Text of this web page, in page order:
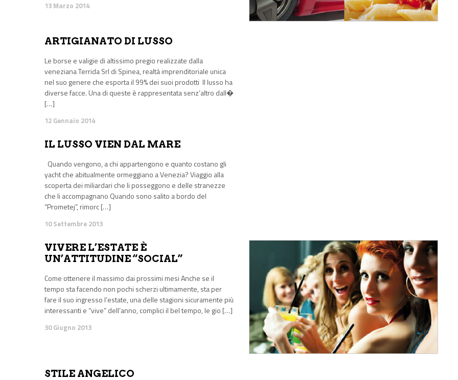
13 Marzo 2014
ARTIGIANATO DI LUSSO
Le borse e valigie di altissimo pregio realizzate dalla
veneziana Terrida Srl di Spinea, realtà imprenditoriale unica
nel suo genere che esporta il 99% dei suoi prodotti Il lusso ha
diverse facce. Una di queste è rappresentata senz’altro dall�
[…]
12 Gennaio 2014
IL LUSSO VIEN DAL MARE
Quando vengono, a chi appartengono e quanto costano gli
yacht che abitualmente ormeggiano a Venezia? Viaggio alla
scoperta dei miliardari che li posseggono e delle stranezze
che li accompagnano Quando sono salito a bordo del
“Prometej”, rimorc […]
10 Settembre 2013
VIVERE L’ESTATE È
UN’ATTITUDINE “SOCIAL”
Come ottenere il massimo dai prossimi mesi Anche se il
tempo sta facendo non pochi scherzi ultimamente, sta per
fare il suo ingresso l’estate, una delle stagioni sicuramente più
interessanti e “vive” dell’anno, complici il bel tempo, le gio […]
30 Giugno 2013
STILE ANGELICO